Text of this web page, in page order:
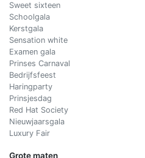
Sweet sixteen
Schoolgala
Kerstgala
Sensation white
Examen gala
Prinses Carnaval
Bedrijfsfeest
Haringparty
Prinsjesdag
Red Hat Society
Nieuwjaarsgala
Luxury Fair
Grote maten